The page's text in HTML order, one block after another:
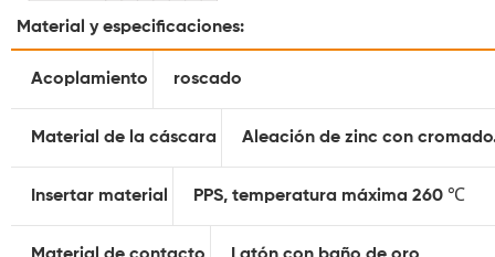
Material y especificaciones:
Acoplamiento roscado
Material de la cáscara Aleación de zinc con
Insertar material PPS, temperatura máxima 260 ℃